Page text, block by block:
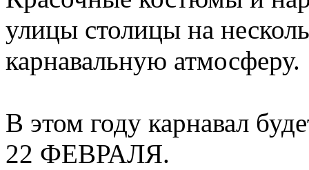
улицы столицы на
карнавальную атмосферу.
В этом году карнавал
22 ФЕВРАЛЯ.